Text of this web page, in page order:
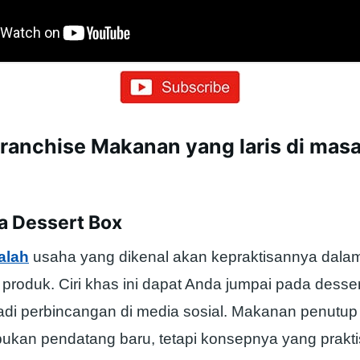
Makanan yang laris di
Dessert Box
usaha yang dikenal akan kepraktisannya
Ciri khas ini dapat Anda jumpai pada
perbincangan di media sosial. Makanan penutup
pendatang baru, tetapi konsepnya yang